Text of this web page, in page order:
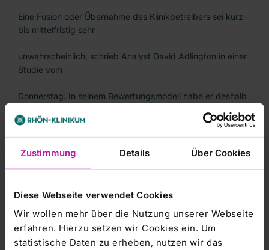
Zustimmung Details Über Cookies
Diese Webseite verwendet Cookies
Wir wollen mehr über die Nutzung unserer Webseite
erfahren. Hierzu setzen wir Cookies ein. Um
statistische Daten zu erheben, nutzen wir das
Eine Fusion oder Übernahme des Klinikbetreibers sei kurz-
bis mittelfristig sehr
unwahrscheinlich, schrieb Analyst David Adlington in einer
Studie vom
Donnerstag. In seinem Bewertungsmodell habe er deshalb
herausgestrichen. Nun rückten die Fundamentaldaten
wieder stärker in den Fokus.